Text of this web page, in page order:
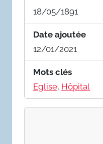
18/05/1891
Date ajoutée
12/01/2021
Mots clés
Eglise, Hôpital